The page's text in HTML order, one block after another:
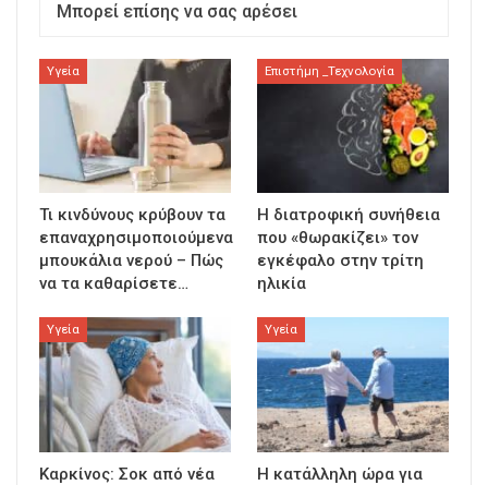
Μπορεί επίσης να σας αρέσει
Υγεία
Τι κινδύνους κρύβουν τα
επαναχρησιμοποιούμενα
μπουκάλια νερού – Πώς
να τα καθαρίσετε…
Επιστήμη _Τεχνολογία
Η διατροφική συνήθεια
που «θωρακίζει» τον
εγκέφαλο στην τρίτη
ηλικία
Υγεία
Καρκίνος: Σοκ από νέα
Υγεία
Η κατάλληλη ώρα για